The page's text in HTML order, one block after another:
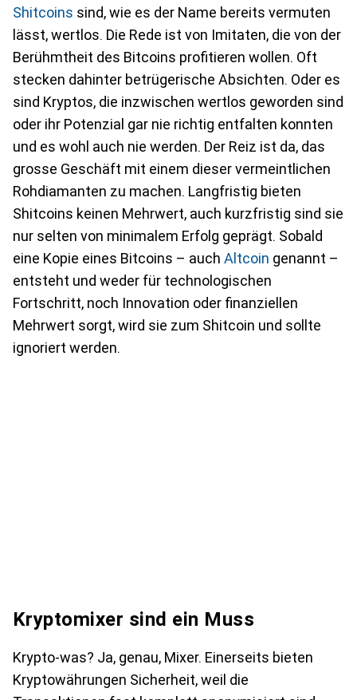
Shitcoins sind, wie es der Name bereits vermuten
lässt, wertlos. Die Rede ist von Imitaten, die von der
Berühmtheit des Bitcoins profitieren wollen. Oft
stecken dahinter betrügerische Absichten. Oder es
sind Kryptos, die inzwischen wertlos geworden sind
oder ihr Potenzial gar nie richtig entfalten konnten
und es wohl auch nie werden. Der Reiz ist da, das
grosse Geschäft mit einem dieser vermeintlichen
Rohdiamanten zu machen. Langfristig bieten
Shitcoins keinen Mehrwert, auch kurzfristig sind sie
nur selten von minimalem Erfolg geprägt. Sobald
eine Kopie eines Bitcoins – auch Altcoin genannt –
entsteht und weder für technologischen
Fortschritt, noch Innovation oder finanziellen
Mehrwert sorgt, wird sie zum Shitcoin und sollte
ignoriert werden.
Kryptomixer sind ein Muss
Krypto-was? Ja, genau, Mixer. Einerseits bieten
Kryptowährungen Sicherheit, weil die